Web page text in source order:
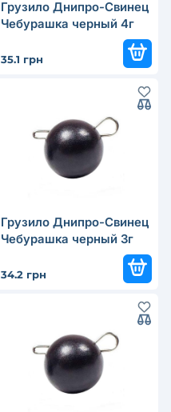
Грузило Днипро-Свинец
Чебурашка черный 4г
35.1 грн
Грузило Днипро-Свинец
Чебурашка черный 3г
34.2 грн